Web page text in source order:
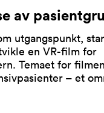
av
utgangspunkt,
en VR-film for
Temaet for
– et